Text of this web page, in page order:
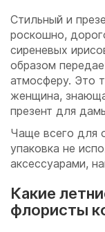
Стильный и
роскошно,
сиреневых
образом
атмосферу. Это
женщина,
презент для
Чаще всего для
упаковка не
аксессуарами,
Какие
флористы